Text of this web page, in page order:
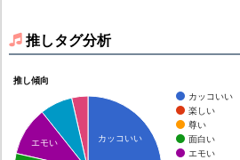
推しタグ分析
推し傾向
カッコいい
楽しい
尊い
面白い
エモい
カッコいい
エモい